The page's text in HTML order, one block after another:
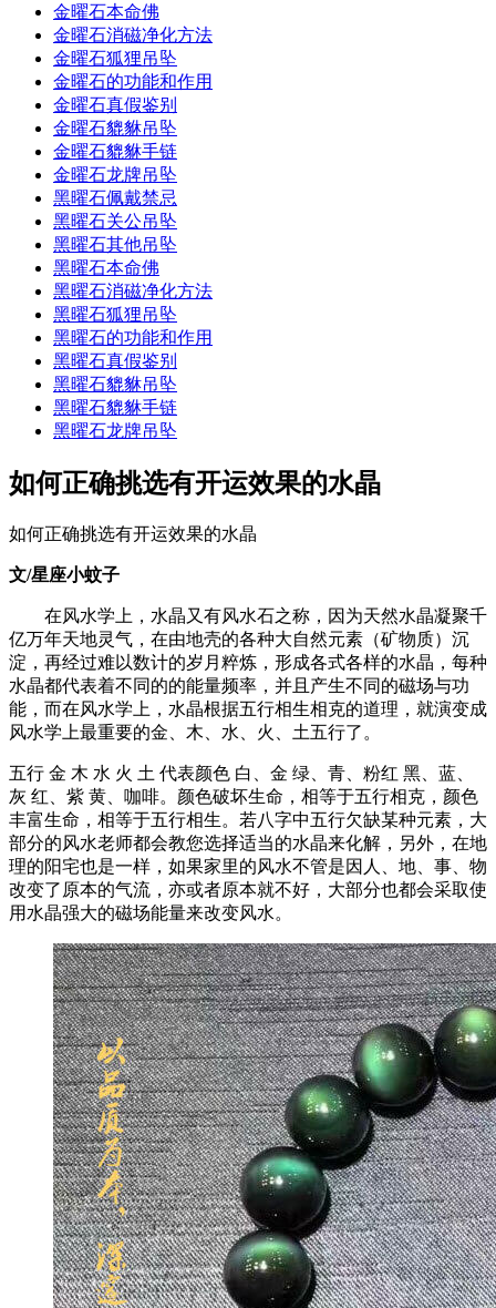
金曜石本命佛
金曜石消磁净化方法
金曜石狐狸吊坠
金曜石的功能和作用
金曜石真假鉴别
金曜石貔貅吊坠
金曜石貔貅手链
金曜石龙牌吊坠
黑曜石佩戴禁忌
黑曜石关公吊坠
黑曜石其他吊坠
黑曜石本命佛
黑曜石消磁净化方法
黑曜石狐狸吊坠
黑曜石的功能和作用
黑曜石真假鉴别
黑曜石貔貅吊坠
黑曜石貔貅手链
黑曜石龙牌吊坠
如何正确挑选有开运效果的水晶
如何正确挑选有开运效果的水晶
文/星座小蚊子
在风水学上，水晶又有风水石之称，因为天然水晶凝聚千
亿万年天地灵气，在由地壳的各种大自然元素（矿物质）沉
淀，再经过难以数计的岁月粹炼，形成各式各样的水晶，每种
水晶都代表着不同的的能量频率，并且产生不同的磁场与功
能，而在风水学上，水晶根据五行相生相克的道理，就演变成
风水学上最重要的金、木、水、火、土五行了。
五行 金 木 水 火 土 代表颜色 白、金 绿、青、粉红 黑、蓝、
灰 红、紫 黄、咖啡。颜色破坏生命，相等于五行相克，颜色
丰富生命，相等于五行相生。若八字中五行欠缺某种元素，大
部分的风水老师都会教您选择适当的水晶来化解，另外，在地
理的阳宅也是一样，如果家里的风水不管是因人、地、事、物
改变了原本的气流，亦或者原本就不好，大部分也都会采取使
用水晶强大的磁场能量来改变风水。